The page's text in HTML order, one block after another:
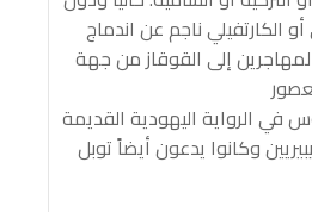
الكارتفيلي ناجم عن اندماج
إلى القوقاز من جهة
في الرواية اليهودية القديمة
وكانوا يدعون أيضاً توبل